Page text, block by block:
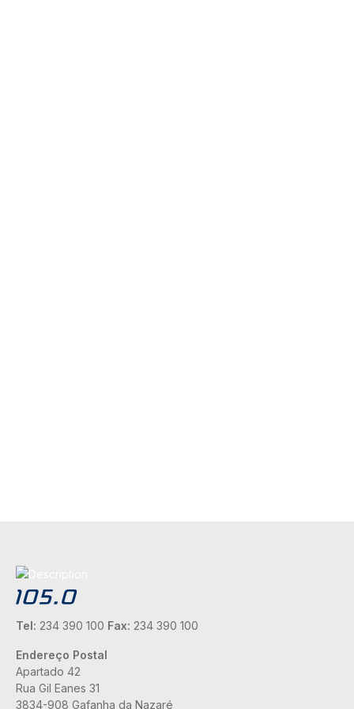
Tel: 234 390 100 Fax: 234 390 100
Endereço Postal
Apartado 42
Rua Gil Eanes 31
3834-908 Gafanha da Nazaré